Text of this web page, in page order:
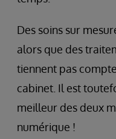
Des soins sur
alors que des
tiennent pas
cabinet. Il est
meilleur des deux
numérique !